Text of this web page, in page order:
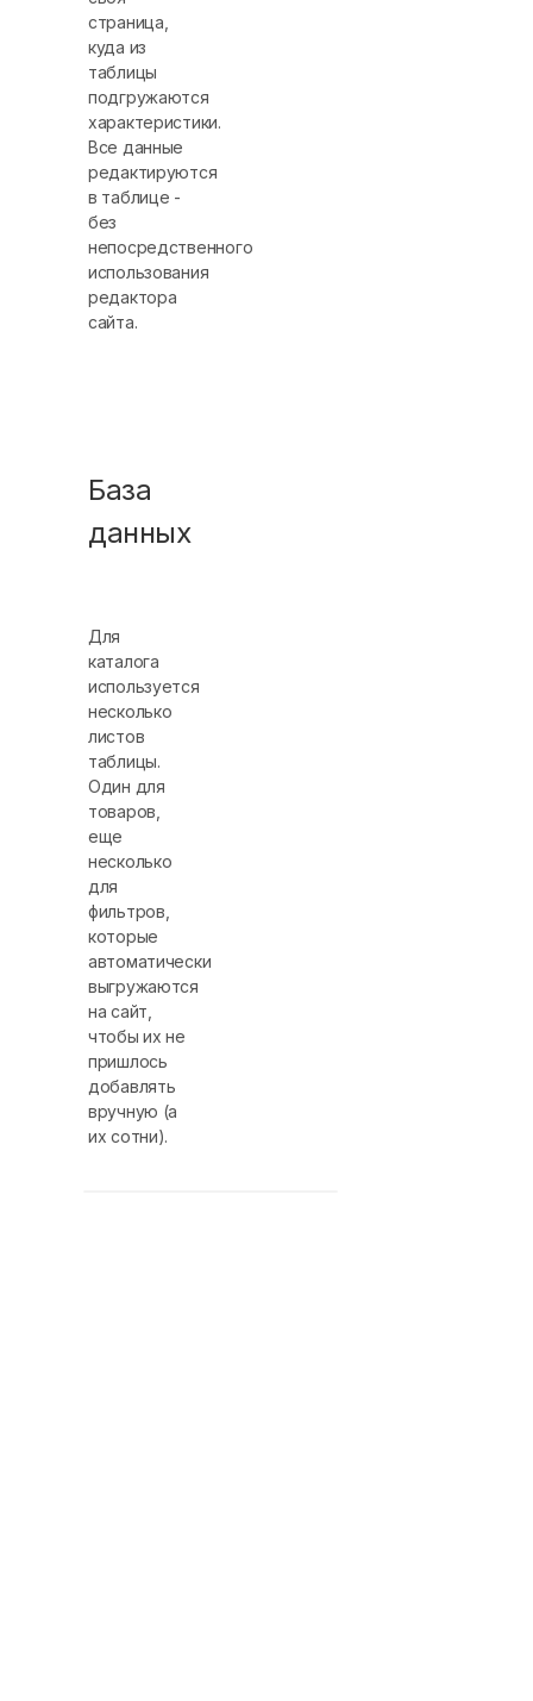
страница,
куда из
таблицы
подгружаются
характеристики.
Все данные
редактируются
в таблице -
без
непосредственного
использования
редактора
сайта.
База
данных
Для
каталога
используется
несколько
листов
таблицы.
Один для
товаров,
еще
несколько
для
фильтров,
которые
автоматически
выгружаются
на сайт,
чтобы их не
пришлось
добавлять
вручную (а
их сотни).